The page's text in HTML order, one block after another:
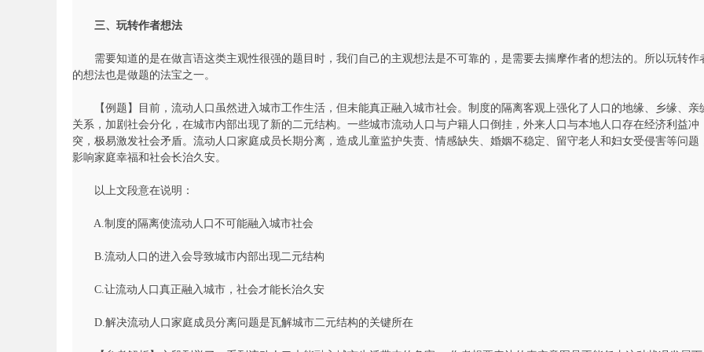
三、玩转作者想法
需要知道的是在做言语这类主观性很强的题目时，我们自己的主观想法是不可靠的，是需要去揣摩作者的想法的。所以玩转作
的想法也是做题的法宝之一。
【例题】目前，流动人口虽然进入城市工作生活，但未能真正融入城市社会。制度的隔离客观上强化了人口的地缘、乡缘、亲
关系，加剧社会分化，在城市内部出现了新的二元结构。一些城市流动人口与户籍人口倒挂，外来人口与本地人口存在经济利益冲
突，极易激发社会矛盾。流动人口家庭成员长期分离，造成儿童监护失责、情感缺失、婚姻不稳定、留守老人和妇女受侵害等问题
影响家庭幸福和社会长治久安。
以上文段意在说明：
A.制度的隔离使流动人口不可能融入城市社会
B.流动人口的进入会导致城市内部出现二元结构
C.让流动人口真正融入城市，社会才能长治久安
D.解决流动人口家庭成员分离问题是瓦解城市二元结构的关键所在